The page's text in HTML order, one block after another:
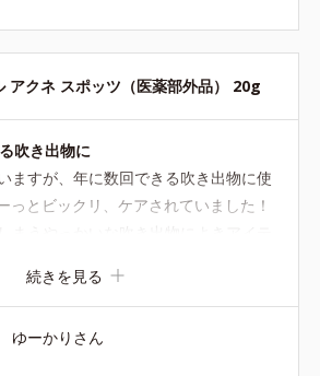
アクネ スポッツ（医薬部外品） 20g
吹き出物に
ますが、年に数回できる吹き出物に使
っとビックリ、ケアされていました！
続きを見る
ゆーかりさん